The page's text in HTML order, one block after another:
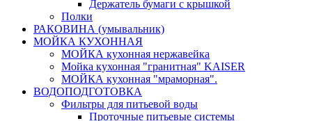
Держатель бумаги с крышкой
Полки
РАКОВИНА (умывальник)
МОЙКА КУХОННАЯ
МОЙКА кухонная нержавейка
Мойка кухонная "гранитная" KAISER
МОЙКА кухонная "мраморная".
ВОДОПОДГОТОВКА
Фильтры для питьевой воды
Проточные питьевые системы